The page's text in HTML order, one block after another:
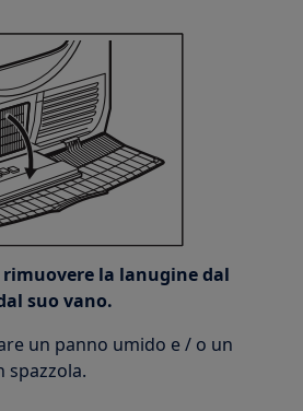
rimuovere la lanugine dal
suo vano.
un panno umido e / o un
spazzola.